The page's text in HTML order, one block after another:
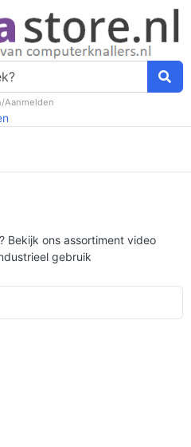
Aanmelden
Bekijk ons assortiment video
gebruik